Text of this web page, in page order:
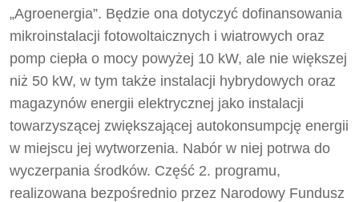
„Agroenergia”. Będzie ona dotyczyć dofinansowania
mikroinstalacji fotowoltaicznych i wiatrowych oraz
pomp ciepła o mocy powyżej 10 kW, ale nie większej
niż 50 kW, w tym także instalacji hybrydowych oraz
magazynów energii elektrycznej jako instalacji
towarzyszącej zwiększającej autokonsumpcję energii
w miejscu jej wytworzenia. Nabór w niej potrwa do
wyczerpania środków. Część 2. programu,
realizowana bezpośrednio przez Narodowy Fundusz